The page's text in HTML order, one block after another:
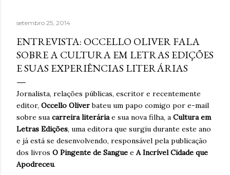
ansiedade. Estaria mentindo se dissesse que estava
completamente livre do risco de recaída, ninguém estava,
mas estava feliz pelo dia finalmente ter chegado. Então,
respirava com mais tranquilidade e mesmo nos dias de
ansiedade, aprendera que o cigarro não era a resposta.
Pelo contrário, que criava mais problemas. Um ano
acreditando em si mesmo e confiando no processo. Um
ano sem fumar cigarro. Um ano. *Ben Oliveira é escritor,
formado em jornalismo . Autor do...
setembro 25, 2014
ENTREVISTA: OCCELLO OLIVER FALA
SOBRE A CULTURA EM LETRAS EDIÇÕES
E SUAS EXPERIÊNCIAS LITERÁRIAS
Jornalista, relações públicas, escritor e recentemente
editor, Occello Oliverbateu um papo comigo por e-mail
sobre sua carreira literáriae sua nova filha, a Cultura em
Letras Edições, uma editora que surgiu durante este ano
e já está se desenvolvendo, responsável pela publicação
dos livros O Pingente de Sangue e A Incrível Cidade que
Apodreceu.